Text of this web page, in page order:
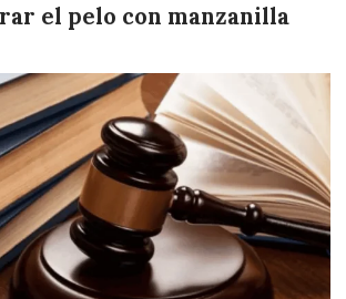
el pelo con manzanilla